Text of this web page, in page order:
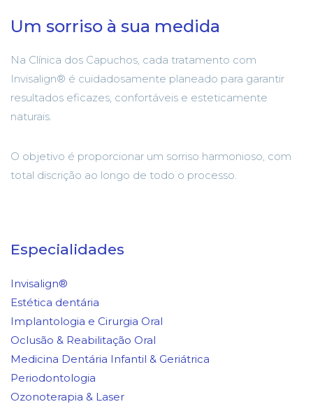
Um sorriso à sua medida
Na Clínica dos Capuchos, cada tratamento com
Invisalign® é cuidadosamente planeado para garantir
resultados eficazes, confortáveis e esteticamente
naturais.
O objetivo é proporcionar um sorriso harmonioso, com
total discrição ao longo de todo o processo.
Especialidades
Invisalign®
Estética dentária
Implantologia e Cirurgia Oral
Oclusão & Reabilitação Oral
Medicina Dentária Infantil & Geriátrica
Periodontologia
Ozonoterapia & Laser